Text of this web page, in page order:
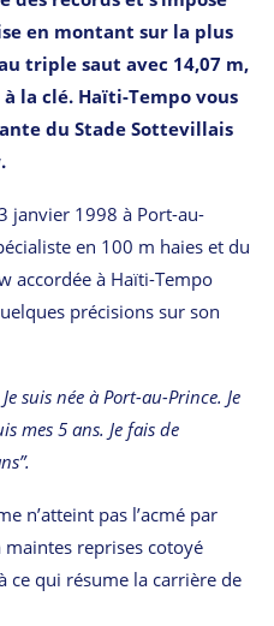
en montant sur la plus
triple saut avec 14,07 m,
la clé. Haïti-Tempo vous
du Stade Sottevillais
janvier 1998 à Port-au-
en 100 m haies et du
accordée à Haïti-Tempo
précisions sur son
suis née à Port-au-Prince. Je
mes 5 ans. Je fais de
n’atteint pas l’acmé par
maintes reprises cotoyé
ce qui résume la carrière de